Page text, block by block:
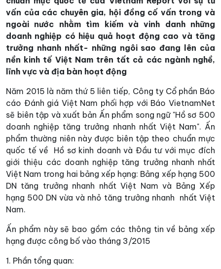
vấn của các chuyên gia, hội đồng cố vấn trong và
ngoài nước nhằm tìm kiếm và vinh danh những
doanh nghiệp có hiệu quả hoạt động cao và tăng
trưởng nhanh nhất- những ngôi sao đang lên của
nền kinh tế Việt Nam trên tất cả các ngành nghề,
lĩnh vực và địa bàn hoạt động
Năm 2015 là năm thứ 5 liên tiếp, Công ty Cổ phần Báo
cáo Đánh giá Việt Nam phối hợp với Báo VietnamNet
sẽ biên tập và xuất bản Ấn phẩm song ngữ "Hồ sơ 500
doanh nghiệp tăng trưởng nhanh nhất Việt Nam". Ấn
phẩm thường niên này được biên tập theo chuẩn mực
quốc tế về Hồ sơ kinh doanh và Đầu tư với mục đích
giới thiệu các doanh nghiệp tăng trưởng nhanh nhất
Việt Nam trong hai bảng xếp hạng: Bảng xếp hạng 500
DN tăng trưởng nhanh nhất Việt Nam và Bảng Xếp
hạng 500 DN vừa và nhỏ tăng trưởng nhanh nhất Việt
Nam.
Ấn phẩm này sẽ bao gồm các thông tin về bảng xếp
hạng được công bố vào tháng 3/2015
1. Phần tổng quan: